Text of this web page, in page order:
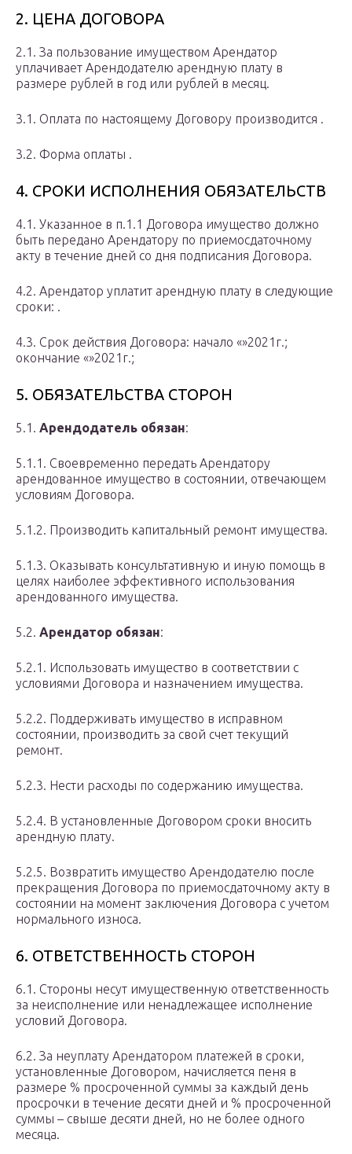
2. ЦЕНА ДОГОВОРА
2.1. За пользование имуществом Арендатор
уплачивает Арендодателю арендную плату в
размере рублей в год или рублей в месяц.
3.1. Оплата по настоящему Договору производится .
3.2. Форма оплаты .
4. СРОКИ ИСПОЛНЕНИЯ ОБЯЗАТЕЛЬСТВ
4.1. Указанное в п.1.1 Договора имущество должно
быть передано Арендатору по приемосдаточному
акту в течение дней со дня подписания Договора.
4.2. Арендатор уплатит арендную плату в следующие
сроки: .
4.3. Срок действия Договора: начало «»2021г.;
окончание «»2021г.;
5. ОБЯЗАТЕЛЬСТВА СТОРОН
5.1. Арендодатель обязан:
5.1.1. Своевременно передать Арендатору
арендованное имущество в состоянии, отвечающем
условиям Договора.
5.1.2. Производить капитальный ремонт имущества.
5.1.3. Оказывать консультативную и иную помощь в
целях наиболее эффективного использования
арендованного имущества.
5.2. Арендатор обязан:
5.2.1. Использовать имущество в соответствии с
условиями Договора и назначением имущества.
5.2.2. Поддерживать имущество в исправном
состоянии, производить за свой счет текущий
ремонт.
5.2.3. Нести расходы по содержанию имущества.
5.2.4. В установленные Договором сроки вносить
арендную плату.
5.2.5. Возвратить имущество Арендодателю после
прекращения Договора по приемосдаточному акту в
состоянии на момент заключения Договора с учетом
нормального износа.
6. ОТВЕТСТВЕННОСТЬ СТОРОН
6.1. Стороны несут имущественную ответственность
за неисполнение или ненадлежащее исполнение
условий Договора.
6.2. За неуплату Арендатором платежей в сроки,
установленные Договором, начисляется пеня в
размере % просроченной суммы за каждый день
просрочки в течение десяти дней и % просроченной
суммы – свыше десяти дней, но не более одного
месяца.